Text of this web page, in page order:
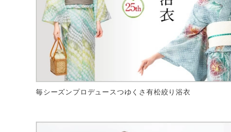
毎シーズンプロデュースつゆくさ有松絞り浴衣